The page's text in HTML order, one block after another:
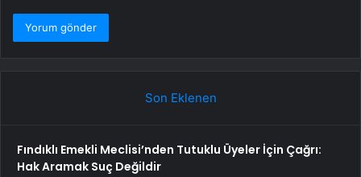
Son Eklenen
Fındıklı Emekli Meclisi’nden Tutuklu Üyeler İçin Çağrı:
Hak Aramak Suç Değildir